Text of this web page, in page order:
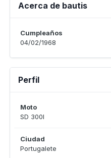
Acerca de bautis
Cumpleaños
04/02/1968
Perfil
Moto
SD 300I
Ciudad
Portugalete